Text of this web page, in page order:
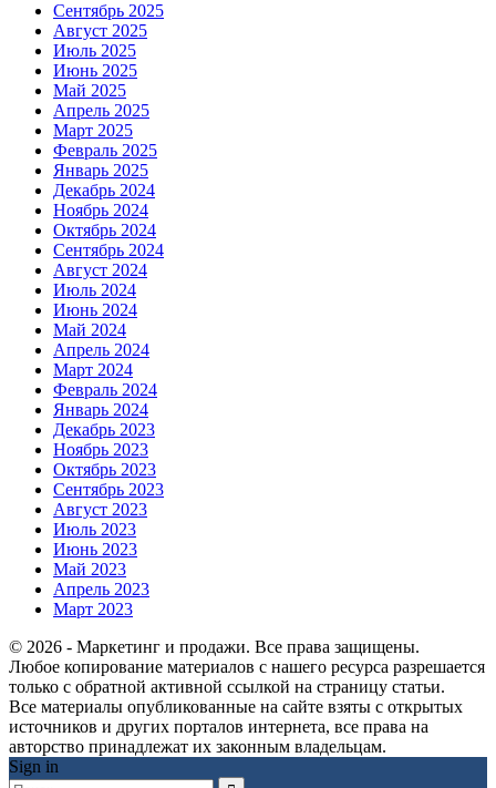
Сентябрь 2025
Август 2025
Июль 2025
Июнь 2025
Май 2025
Апрель 2025
Март 2025
Февраль 2025
Январь 2025
Декабрь 2024
Ноябрь 2024
Октябрь 2024
Сентябрь 2024
Август 2024
Июль 2024
Июнь 2024
Май 2024
Апрель 2024
Март 2024
Февраль 2024
Январь 2024
Декабрь 2023
Ноябрь 2023
Октябрь 2023
Сентябрь 2023
Август 2023
Июль 2023
Июнь 2023
Май 2023
Апрель 2023
Март 2023
© 2026 - Маркетинг и продажи. Все права защищены.
Любое копирование материалов с нашего ресурса разрешается
только с обратной активной ссылкой на страницу статьи.
Все материалы опубликованные на сайте взяты с открытых
источников и других порталов интернета, все права на
авторство принадлежат их законным владельцам.
Sign in